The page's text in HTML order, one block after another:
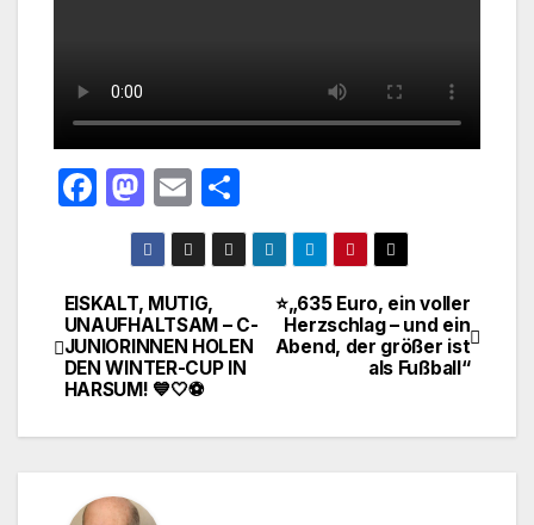
F
e
b
o
M
a
st
o
d
o
E
m
ail
ei
le
Beitragsnavigation
⭐️„635 Euro, ein voller
Herzschlag – und ein
Abend, der größer ist
als Fußball“
EISKALT, MUTIG,
UNAUFHALTSAM – C-
JUNIORINNEN HOLEN
DEN WINTER-CUP IN
HARSUM! 💙🤍⚽